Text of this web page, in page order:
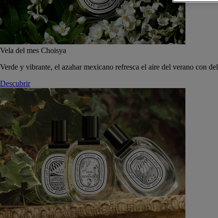
Vela del mes Choisya
Verde y vibrante, el azahar mexicano refresca el aire del verano con
Descubrir